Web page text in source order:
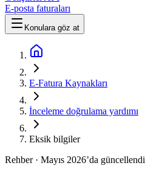
E-posta faturaları
Konulara göz at
E-Fatura Kaynakları
İnceleme doğrulama yardımı
Eksik bilgiler
Rehber· Mayıs 2026’da güncellendi